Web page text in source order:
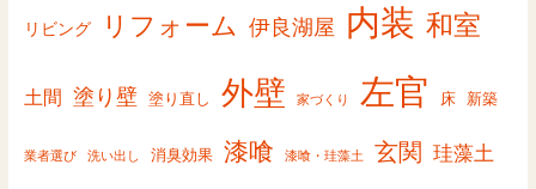
リビング リフォーム 伊良湖屋 内装 和室
土間 塗り壁 塗り直し 外壁 家づくり 左官 床 新築
業者選び 洗い出し 消臭効果 漆喰 漆喰・珪藻土 玄関 珪藻土